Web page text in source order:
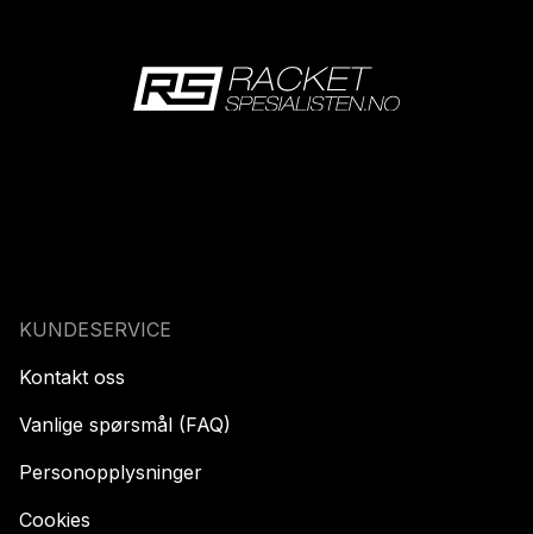
KUNDESERVICE
Kontakt oss
Vanlige spørsmål (FAQ)
Personopplysninger
Cookies